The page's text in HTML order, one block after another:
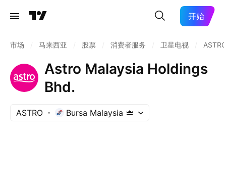
开始
市场 马来西亚 股票 消费者服务 卫星电视
Astro Malaysia Holdings
Bhd.
ASTRO Bursa Malaysia